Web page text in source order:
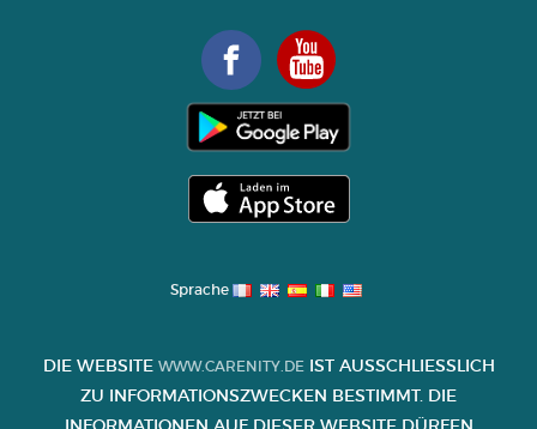
Sprache
DIE WEBSITE WWW.CARENITY.DEIST AUSSCHLIESSLICH Z
U INFORMATIONSZWECKEN BESTIMMT. DIE I